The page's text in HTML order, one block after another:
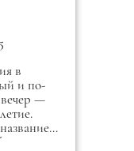
в
и по-
—
тех,